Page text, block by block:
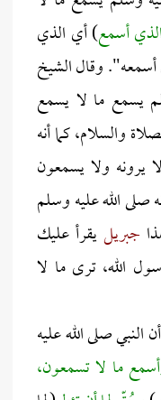
أسمع) أي الذي
وقال الشيخ
يسمع ما لا يسمع
والسلام، كما أنه
يرونه ولا يسمعون
صلى الله عليه وسلم
جبريليقرأ عليك
الله، ترى ما لا
النبي صلى الله عليه
ما لا تسمعون،